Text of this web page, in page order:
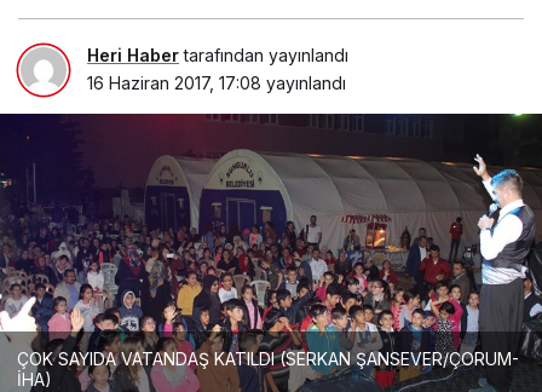
Heri Habertarafından yayınlandı
16 Haziran 2017, 17:08 yayınlandı
ÇOK SAYIDA VATANDAŞ KATILDI (SERKAN ŞANSEVER/ÇORUM-
İHA)